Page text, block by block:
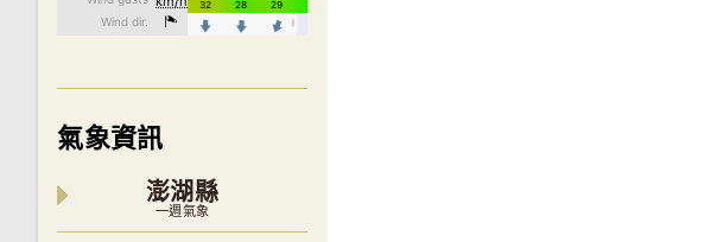
氣象資訊
澎湖縣
一週氣象